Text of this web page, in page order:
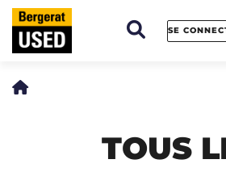
SE
TOUS
Panneau de gestion des cookies